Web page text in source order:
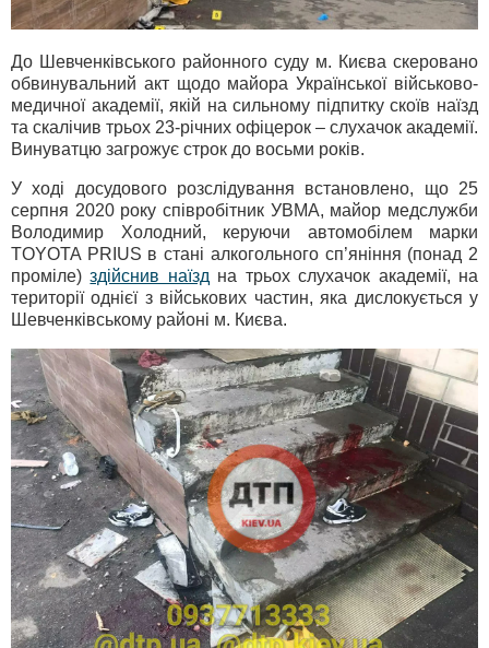
До Шевченківського районного суду м. Києва скеровано
обвинувальний акт щодо майора Української військово-
медичної академії, якій на сильному підпитку скоїв наїзд
та скалічив трьох 23-річних офіцерок – слухачок академії.
Винуватцю загрожує строк до восьми років.
У ході досудового розслідування встановлено, що 25
серпня 2020 року співробітник УВМА, майор медслужби
Володимир Холодний, керуючи автомобілем марки
TOYOTA PRIUS в стані алкогольного сп’яніння (понад 2
проміле)здійснив наїзд на трьох слухачок академії, на
території однієї з військових частин, яка дислокується у
Шевченківському районі м. Києва.